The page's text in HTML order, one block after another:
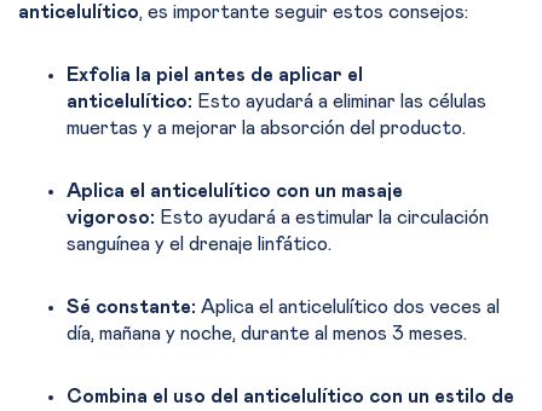
anticelulítico, es importante seguir estos consejos:
Exfolia la piel antes de aplicar el
anticelulítico: Esto ayudará a eliminar las células
muertas y a mejorar la absorción del producto.
Aplica el anticelulítico con un masaje
vigoroso: Esto ayudará a estimular la circulación
sanguínea y el drenaje linfático.
Sé constante: Aplica el anticelulítico dos veces al
día, mañana y noche, durante al menos 3 meses.
Combina el uso del anticelulítico con un estilo de